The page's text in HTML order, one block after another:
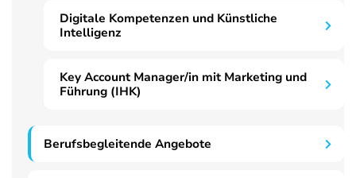
Digitale Kompetenzen und Künstliche
Intelligenz
Key Account Manager/in mit Marketing und
Führung (IHK)
Berufsbegleitende Angebote